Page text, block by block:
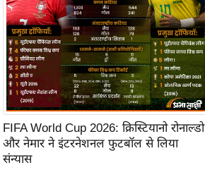
FIFA World Cup 2026: क्रिस्टियानो रोनाल्डो
और नेमार ने इंटरनेशनल फुटबॉल से लिया
संन्यास